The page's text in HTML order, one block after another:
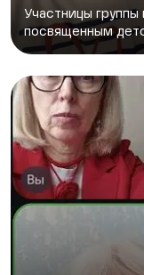
Участницы
посвященным